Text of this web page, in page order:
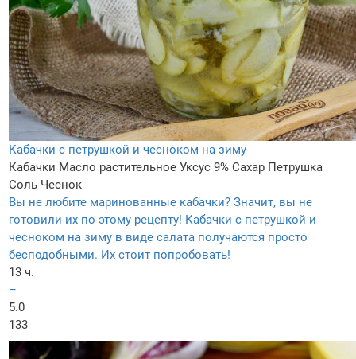
Кабачки с петрушкой и чесноком на зиму
Кабачки Масло растительное Уксус 9% Сахар Петрушка
Соль Чеснок
Вы не любите маринованные кабачки? Значит, вы не
готовили их по этому рецепту! Кабачки с петрушкой и
чесноком на зиму в виде салата получаются просто
бесподобными. Их стоит попробовать!
13 ч.
–
5.0
133